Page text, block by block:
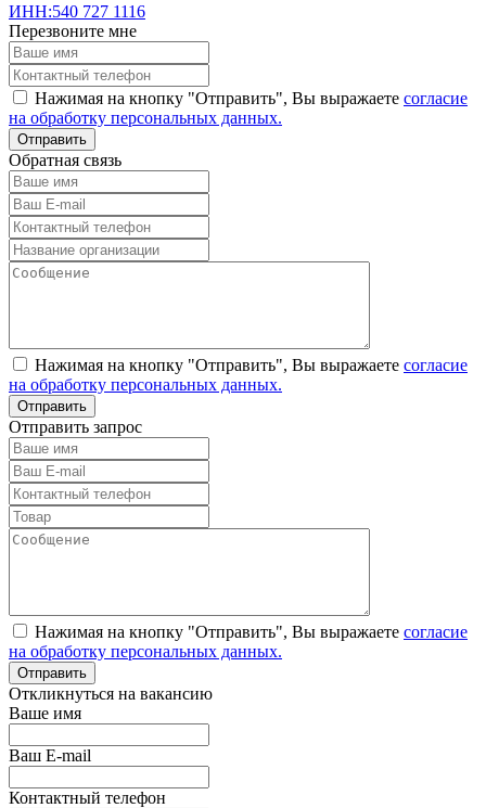
ИНН:540 727 1116
Перезвоните мне
Нажимая на кнопку "Отправить", Вы выражаете согласие
на обработку персональных данных.
Обратная связь
Нажимая на кнопку "Отправить", Вы выражаете согласие
на обработку персональных данных.
Отправить запрос
Нажимая на кнопку "Отправить", Вы выражаете согласие
на обработку персональных данных.
Откликнуться на вакансию
Ваше имя
Ваш E-mail
Контактный телефон